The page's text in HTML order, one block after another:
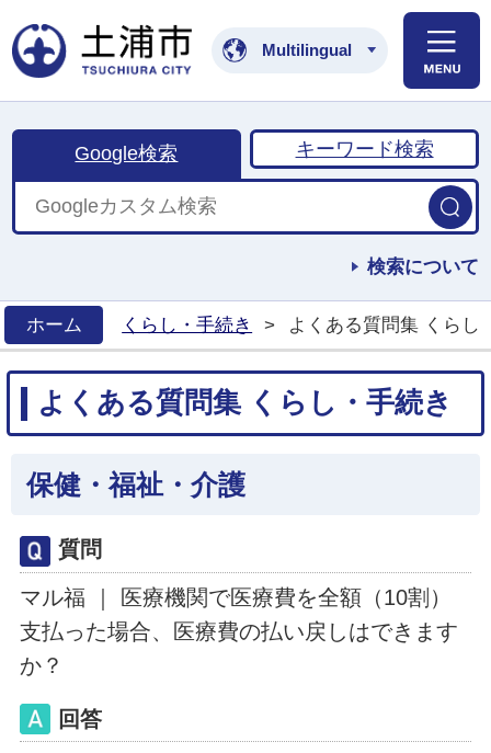
土浦市公式ホームペ
Multilingual
Google検索 キーワード検索
検索について
ホーム
くらし・手続き > よくある質問集 くらし
よくある質問集 くらし・手続き
保健・福祉・介護
質問
マル福 ｜ 医療機関で医療費を全額（10割）
支払った場合、医療費の払い戻しはできます
か？
回答